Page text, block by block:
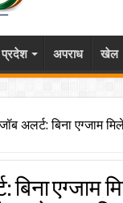
प्रदेश अपराध खेल
अलर्ट: बिना एग्जाम
एग्जाम